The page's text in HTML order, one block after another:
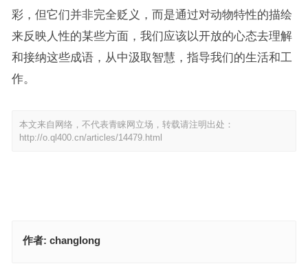
彩，但它们并非完全贬义，而是通过对动物特性的描绘
来反映人性的某些方面，我们应该以开放的心态去理解
和接纳这些成语，从中汲取智慧，指导我们的生活和工
作。
本文来自网络，不代表青睐网立场，转载请注明出处：
http://o.ql400.cn/articles/14479.html
作者: changlong